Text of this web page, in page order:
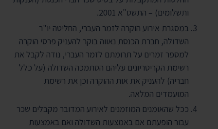
ותשלומים) – התשס"א 2001.
במסגרת אירוע הוקרה לזמר העברי, החליטה יו"ר
השדולה, חברת הכנסת נאווה בוקר להעניק פרסי הוקרה
למספר זמרים על תרומתם לזמר העברי, נודה לקבל את
רשימת הקריטריונים עליהם הסתמכה השדולה (על כלל
חבריה) להעניק את אות ההוקרה וכן את רשימת
המועמדים המלאה.
ככל שהאומנים המוזמנים לאירוע המדובר מקבלים שכר
עבור הופעתם אם באמצעות השדולה ואם באמצעות